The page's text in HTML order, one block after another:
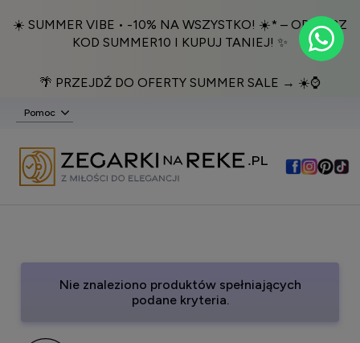
☀️ SUMMER VIBE • -10% NA WSZYSTKO! ☀️* – ODBIERZ
KOD SUMMER10 I KUPUJ TANIEJ! ✨
🌴 PRZEJDŹ DO OFERTY SUMMER SALE → ☀️⌚️
Pomoc
Nie znaleziono produktów spełniających
podane kryteria.